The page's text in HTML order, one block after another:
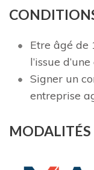
C
Etre âgé de
l’issue
Signer un
entreprise
MODALITÉS